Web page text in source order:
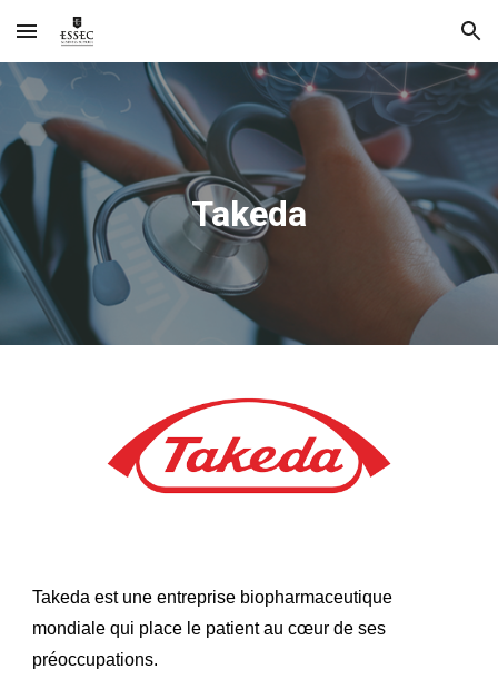
Skip to main content Skip to navigation
Takeda
Takeda est une entreprise biopharmaceutique
mondiale qui place le patient au cœur de ses
préoccupations.